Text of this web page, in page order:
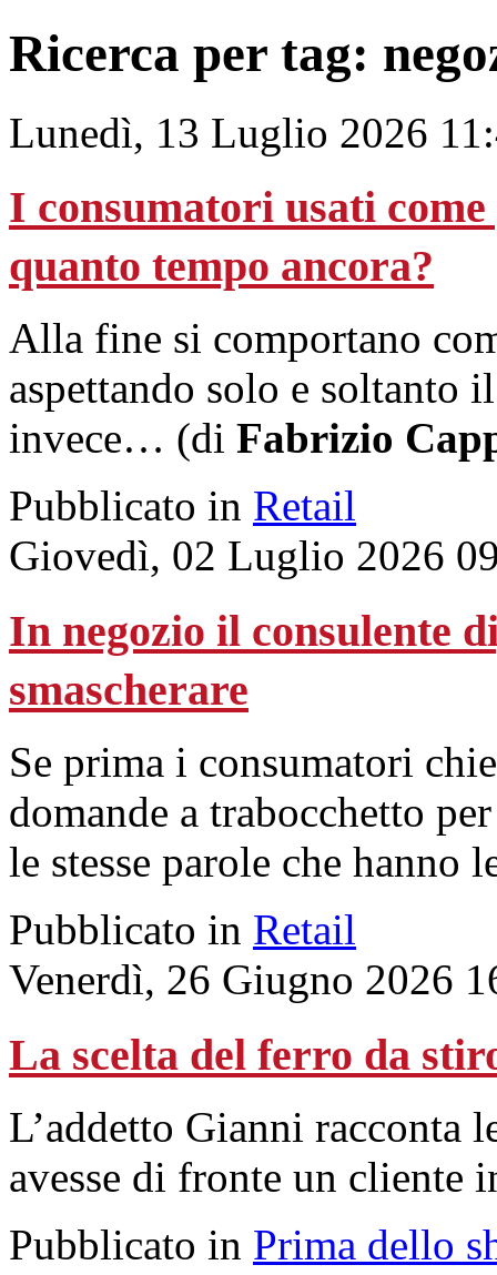
Ricerca per tag:
Lunedì, 13 Luglio 2026
I consumatori usati
quanto tempo ancora?
Alla fine si comportano
aspettando solo e soltanto
invece… (di Fabrizio
Pubblicato in Retail
Giovedì, 02 Luglio 2026
In negozio il consulente
smascherare
Se prima i consumatori
domande a trabocchetto
le stesse parole che hanno
Pubblicato in Retail
Venerdì, 26 Giugno 2026
La scelta del ferro da
L’addetto Gianni racconta
avesse di fronte un cliente
Pubblicato in Prima dello